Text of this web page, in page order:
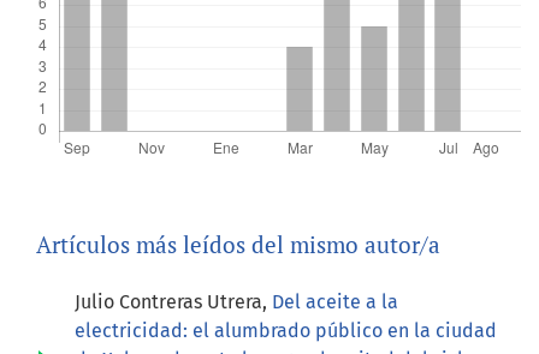
Artículos más leídos del mismo autor/a
Julio Contreras Utrera, Del aceite a la
electricidad: el alumbrado público en la ciudad